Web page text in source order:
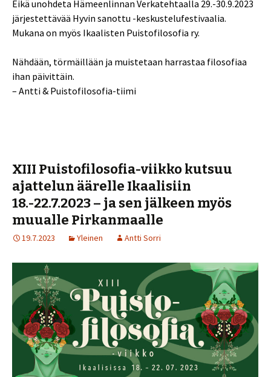
Eikä unohdeta Hämeenlinnan Verkatehtaalla 29.-30.9.2023
järjestettävää Hyvin sanottu -keskustelufestivaalia.
Mukana on myös Ikaalisten Puistofilosofia ry.
Nähdään, törmäillään ja muistetaan harrastaa filosofiaa
ihan päivittäin.
– Antti & Puistofilosofia-tiimi
XIII Puistofilosofia-viikko kutsuu
ajattelun äärelle Ikaalisiin
18.-22.7.2023 – ja sen jälkeen myös
muualle Pirkanmaalle
19.7.2023 Yleinen Antti Sorri